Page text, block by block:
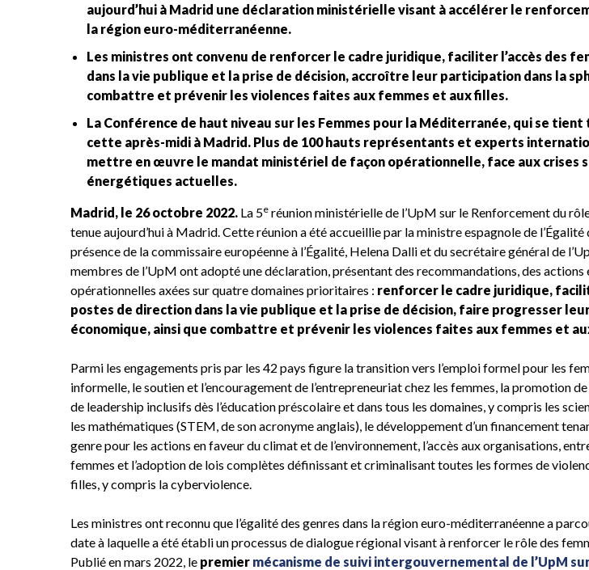
aujourd’hui à Madrid une déclaration ministérielle visant à accélérer le
la région euro-méditerranéenne.
Les ministres ont convenu de renforcer le cadre juridique, faciliter l’accès des
dans la vie publique et la prise de décision, accroître leur participation dans la
combattre et prévenir les violences faites aux femmes et aux filles.
La Conférence de haut niveau sur les Femmes pour la Méditerranée, qui se
cette après-midi à Madrid. Plus de 100 hauts représentants et experts
mettre en œuvre le mandat ministériel de façon opérationnelle, face aux crises
énergétiques actuelles.
Madrid, le 26 octobre 2022. La 5e réunion ministérielle de l’UpM sur le Renforcement du
tenue aujourd’hui à Madrid. Cette réunion a été accueillie par la ministre espagnole de
présence de la commissaire européenne à l’Égalité, Helena Dalli et du secrétaire général de
membres de l’UpM ont adopté une déclaration, présentant des recommandations, des actions
opérationnelles axées sur quatre domaines prioritaires : renforcer le cadre juridique,
postes de direction dans la vie publique et la prise de décision, faire progresser
économique, ainsi que combattre et prévenir les violences faites aux femmes et
Parmi les engagements pris par les 42 pays figure la transition vers l’emploi formel pour les
informelle, le soutien et l’encouragement de l’entrepreneuriat chez les femmes, la promotion
de leadership inclusifs dès l’éducation préscolaire et dans tous les domaines, y compris les
les mathématiques (STEM, de son acronyme anglais), le développement d’un financement
genre pour les actions en faveur du climat et de l’environnement, l’accès aux organisations,
femmes et l’adoption de lois complètes définissant et criminalisant toutes les formes de
filles, y compris la cyberviolence.
Les ministres ont reconnu que l’égalité des genres dans la région euro-méditerranéenne a
date à laquelle a été établi un processus de dialogue régional visant à renforcer le rôle des
Publié en mars 2022, le premier mécanisme de suivi intergouvernemental de l’UpM